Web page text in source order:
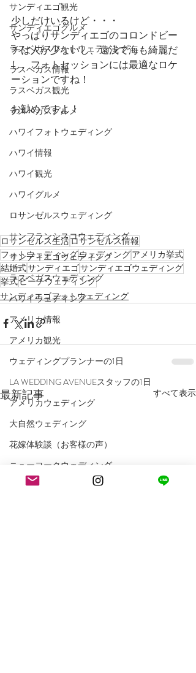
サンディエゴ観光
サンディエゴグルメ
ラスベガスフォトウェディング
ラスベガス情報
ラスベガス観光
ラスベガスグルメ
ハワイフォトウェディング
ハワイ情報
ハワイ観光
ハワイグルメ
ロサンゼルスウェディング
サンフランシスコウェディング
サンディエゴウェディング
ラスベガスウェディング
ハワイウェディング
アメリカ情報
アメリカ観光
ウェディングプランナーの1日
LA WEDDING AVENUEスタッフの1日
アメリカウェディング
大自然ウェディング
花嫁体験談（お客様の声）
ニューヨークウェディング
ニューヨークフォトウェディング
少しだけいるけど・・・
やっぱりサンディエゴのコロンドビー
チは人が少ないし、遠浅で海も綺麗だ
し、フォトセッションには最適なロケ
ーションですね！
お勧めですよ！
ロサンゼルス生活ロサンゼルス情報
フォトウェディングウェディングアメリカ挙式
結婚式サンディエゴサンディエゴウェディング
挙式ビーチウェディング
サンディエゴフォトウェディング
最新記事 すべて表示